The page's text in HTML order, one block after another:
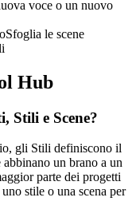
voce o un nuovo
Sfoglia le scene
Hub
Stili e Scene?
gli Stili definiscono il
un brano a un
parte dei progetti
stile o una scena per